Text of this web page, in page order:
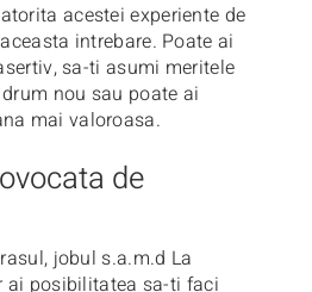
acestei experiente de
intrebare. Poate ai
sa-ti asumi meritele
nou sau poate ai
mai valoroasa.
de
jobul s.a.m.d La
ai posibilitatea sa-ti faci